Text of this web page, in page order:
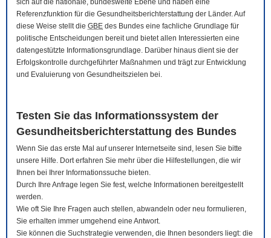
sich auf die nationale, bundesweite Ebene und haben eine
Referenzfunktion für die Gesundheitsberichterstattung der Länder. Auf
diese Weise stellt die GBE des Bundes eine fachliche Grundlage für
politische Entscheidungen bereit und bietet allen Interessierten eine
datengestützte Informationsgrundlage. Darüber hinaus dient sie der
Erfolgskontrolle durchgeführter Maßnahmen und trägt zur Entwicklung
und Evaluierung von Gesundheitszielen bei.
Testen Sie das Informationssystem der
Gesundheitsberichterstattung des Bundes
Wenn Sie das erste Mal auf unserer Internetseite sind, lesen Sie bitte
unsere Hilfe. Dort erfahren Sie mehr über die Hilfestellungen, die wir
Ihnen bei Ihrer Informationssuche bieten.
Durch Ihre Anfrage legen Sie fest, welche Informationen bereitgestellt
werden.
Wie oft Sie Ihre Fragen auch stellen, abwandeln oder neu formulieren,
Sie erhalten immer umgehend eine Antwort.
Sie können die Suchstrategie verwenden, die Ihnen besonders liegt: die